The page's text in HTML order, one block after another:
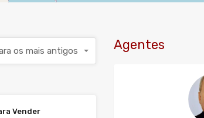
os mais antigos
Vender
Agentes